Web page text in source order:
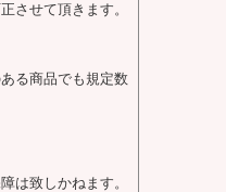
させて頂きます。
る商品でも規定数
は致しかねます。